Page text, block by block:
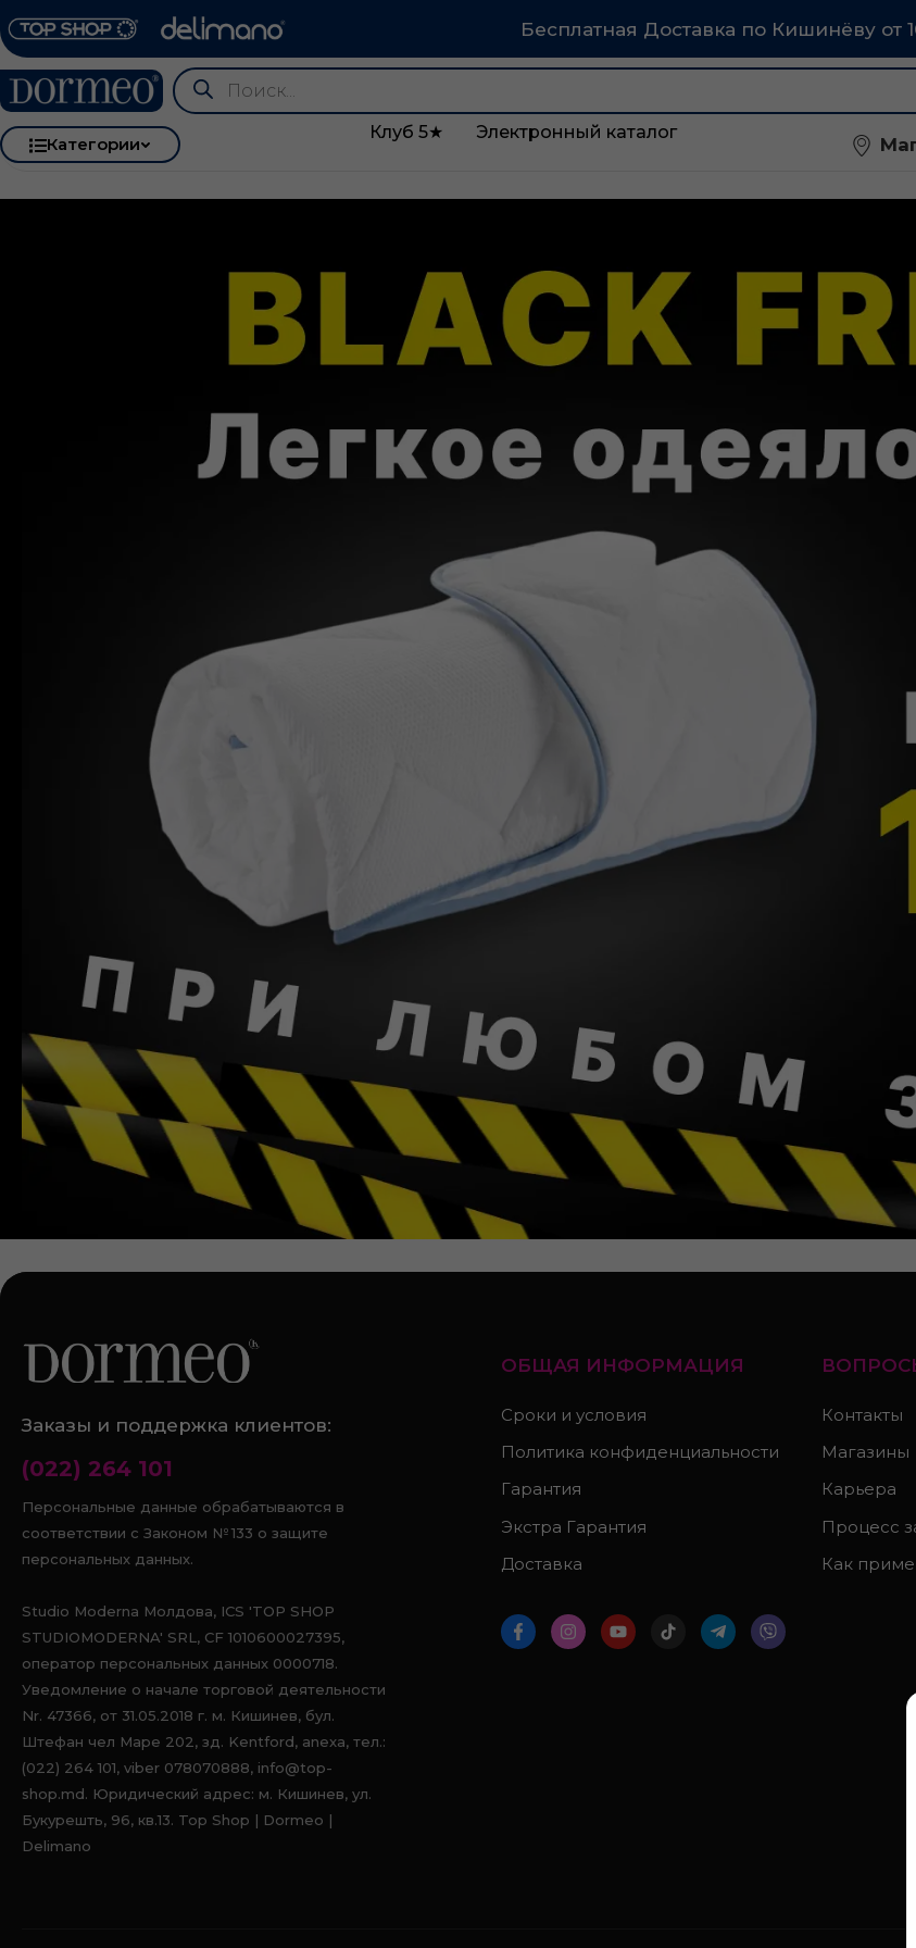
Бесплатная Доставка по Кишинёву от
Категории
Клуб 5★ Электронный каталог
Заказы и поддержка клиентов:
(022) 264 101
Персональные данные обрабатываются в
соответствии с Законом № 133 о защите
персональных данных.
Studio Moderna Молдова, ICS 'TOP SHOP
STUDIOMODERNA' SRL, CF 1010600027395,
оператор персональных данных 0000718.
Уведомление о начале торговой деятельности
Nr. 47366, от 31.05.2018 г. м. Кишинев, бул.
Штефан чел Маре 202, зд. Kentford, anexa, тел.:
(022) 264 101, viber 078070888, info@top-
shop.md. Юридический адрес: м. Кишинев, ул.
Букурешть, 96, кв.13. Top Shop | Dormeo |
Delimano
ОБЩАЯ ИНФОРМАЦИЯ
Сроки и условия
Политика конфиденциальности
Гарантия
Экстра Гарантия
Доставка
Контакты
Магазины
Карьера
Процесс
Как